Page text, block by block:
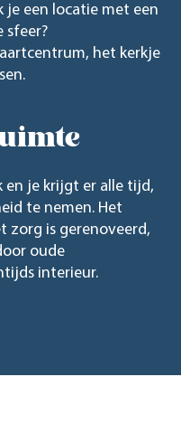
een locatie met een
sfeer?
het kerkje
en je krijgt er alle tijd,
te nemen. Het
zorg is gerenoveerd,
oude
interieur.